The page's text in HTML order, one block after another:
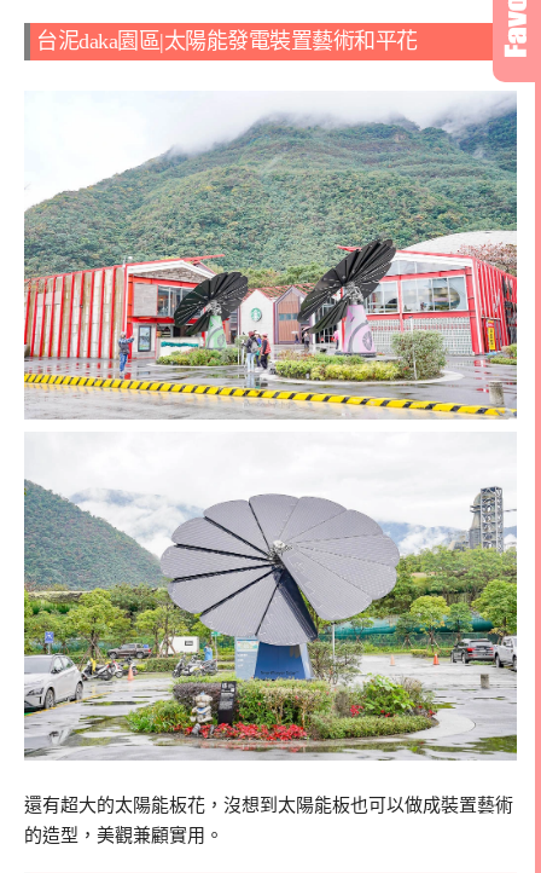
台泥daka園區|太陽能發電裝置藝術和平花
還有超大的太陽能板花，沒想到太陽能板也可以做成裝置藝術
的造型，美觀兼顧實用。